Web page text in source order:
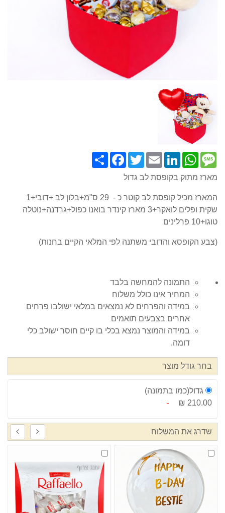
Share
FacebookTwitterEmail
LinkedIn
WhatsAppMessage
מארז מתוק בקופסת לב גדול
המארז מכיל קופסת לב קוטר כ - 29 ס"מ+בלון לב +דובי+1
שקית ופלים לואקר+3 מארז קינדר בואנו כפול+גרדנה+נוטלה
טוגו+10 פרלינים
(צבע הקופסא והדובי משתנה לפי המלאי הקיים בחנות)
התמונה להמחשה בלבד
המחיר אינו כולל משלוח
במידה והפרחים לא נמצאים במלאי ישולבו פרחים
אחרים בצבעים תואמים
במידה והמוצר נמצא בכלי בו קיים חוסר ישולב כלי
דומה.
בחר גודל מוצר
גדול(כמו בתמונה)
210.00 ₪
שדרג את המשלוח